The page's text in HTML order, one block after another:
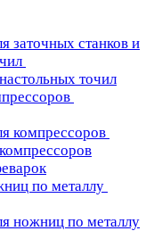
заточных станков и
точил
компрессоров
по металлу
ножниц по металлу